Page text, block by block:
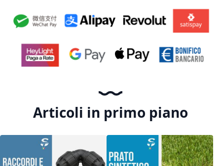
Articoli in primo piano